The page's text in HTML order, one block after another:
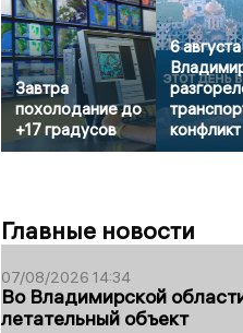
Завтра
похолодание до
+17 градусов
6
конфликт
Главные новости
07/08/2026 14:34
Во Владимирской
летательный объект